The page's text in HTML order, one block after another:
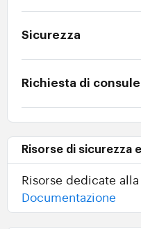
Sicurezza
Richiesta di
Risorse di sicurezza
Risorse dedicate
Documentazione